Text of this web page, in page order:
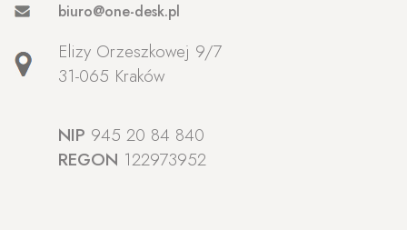
biuro@one-desk.pl
Elizy Orzeszkowej 9/7
31-065 Kraków
NIP 945 20 84 840
REGON 122973952